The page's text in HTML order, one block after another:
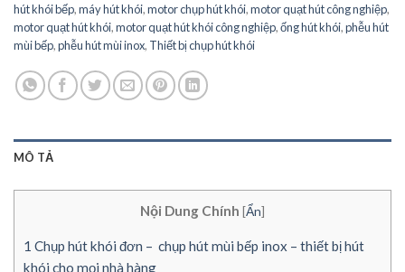
hút khói bếp,máy hút khói,motor chụp hút khói,motor quạt hút công nghiệp,
motor quạt hút khói,motor quạt hút khói công nghiệp,ống hút khói,phễu hút
mùi bếp,phễu hút mùi inox, Thiết bị chụp hút khói
MÔ TẢ
Nội Dung Chính [Ẩn]
1 Chụp hút khói đơn – chụp hút mùi bếp inox – thiết bị hút
khói cho mọi nhà hàng